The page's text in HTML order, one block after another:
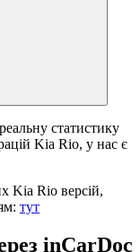
статистику
Kia Rio, у нас є
Kia Rio версій,
тут
inCarDoc